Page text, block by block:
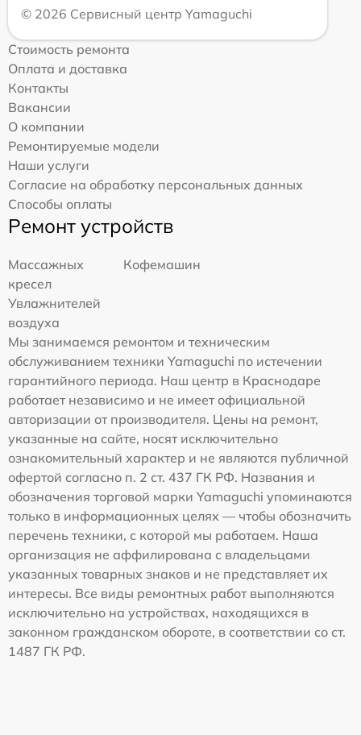
© 2026 Сервисный центр Yamaguchi
Стоимость ремонта
Оплата и доставка
Контакты
Вакансии
О компании
Ремонтируемые модели
Наши услуги
Согласие на обработку персональных данных
Способы оплаты
Ремонт устройств
Массажных
кресел
Кофемашин
Увлажнителей
воздуха
Мы занимаемся ремонтом и техническим
обслуживанием техники Yamaguchi по истечении
гарантийного периода. Наш центр в Краснодаре
работает независимо и не имеет официальной
авторизации от производителя. Цены на ремонт,
указанные на сайте, носят исключительно
ознакомительный характер и не являются публичной
офертой согласно п. 2 ст. 437 ГК РФ. Названия и
обозначения торговой марки Yamaguchi упоминаются
только в информационных целях — чтобы обозначить
перечень техники, с которой мы работаем. Наша
организация не аффилирована с владельцами
указанных товарных знаков и не представляет их
интересы. Все виды ремонтных работ выполняются
исключительно на устройствах, находящихся в
законном гражданском обороте, в соответствии со ст.
1487 ГК РФ.